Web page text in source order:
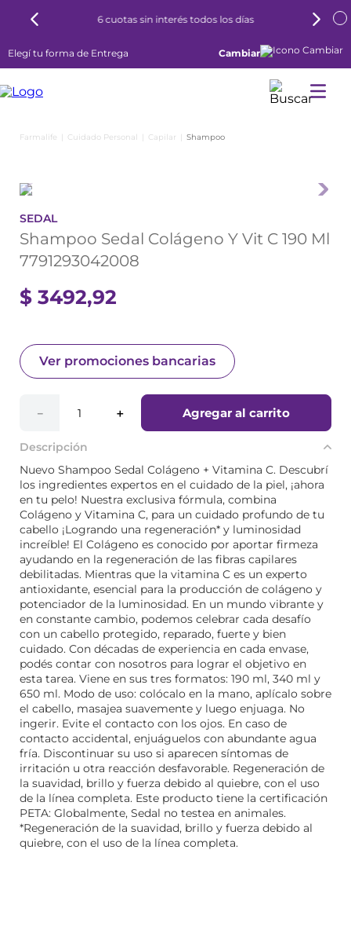
6 cuotas sin interés todos los días
Elegí tu forma de Entrega Cambiar
Cuidado Personal Capilar Shampoo
SEDAL
Shampoo Sedal Colágeno Y Vit C 190 Ml
7791293042008
$ 3492,92
Ver promociones bancarias
＋
－ Agregar al carrito
Descripción
Nuevo Shampoo Sedal Colágeno + Vitamina C. Descubrí
los ingredientes expertos en el cuidado de la piel, ¡ahora
en tu pelo! Nuestra exclusiva fórmula, combina
Colágeno y Vitamina C, para un cuidado profundo de tu
cabello ¡Logrando una regeneración* y luminosidad
increíble! El Colágeno es conocido por aportar firmeza
ayudando en la regeneración de las fibras capilares
debilitadas. Mientras que la vitamina C es un experto
antioxidante, esencial para la producción de colágeno y
potenciador de la luminosidad. En un mundo vibrante y
en constante cambio, podemos celebrar cada desafío
con un cabello protegido, reparado, fuerte y bien
cuidado. Con décadas de experiencia en cada envase,
podés contar con nosotros para lograr el objetivo en
esta tarea. Viene en sus tres formatos: 190 ml, 340 ml y
650 ml. Modo de uso: colócalo en la mano, aplícalo sobre
el cabello, masajea suavemente y luego enjuaga. No
ingerir. Evite el contacto con los ojos. En caso de
contacto accidental, enjuáguelos con abundante agua
fría. Discontinuar su uso si aparecen síntomas de
irritación u otra reacción desfavorable. Regeneración de
la suavidad, brillo y fuerza debido al quiebre, con el uso
de la línea completa. Este producto tiene la certificación
PETA: Globalmente, Sedal no testea en animales.
*Regeneración de la suavidad, brillo y fuerza debido al
quiebre, con el uso de la línea completa.